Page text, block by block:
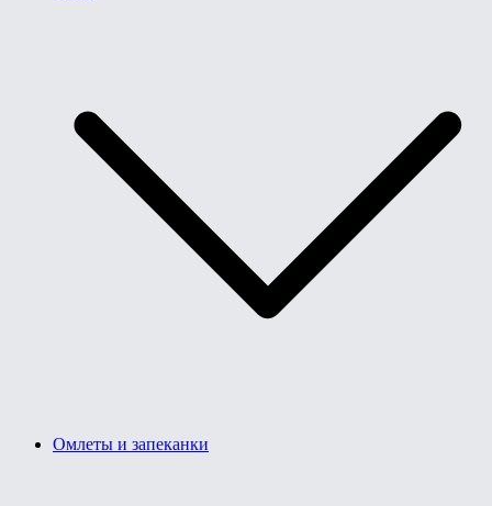
Омлеты и запеканки